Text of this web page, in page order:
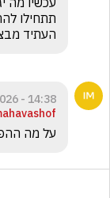
העתיד
14:38 - 20.01.2026
על מה